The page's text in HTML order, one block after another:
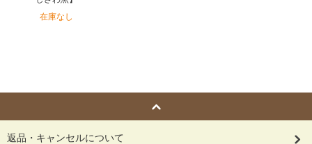
在庫なし
返品・キャンセルについて